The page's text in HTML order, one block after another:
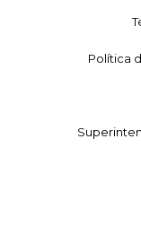
Política